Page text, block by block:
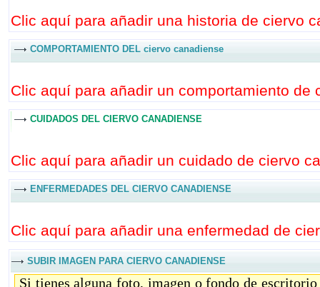
Clic aquí para añadir una historia de ciervo
COMPORTAMIENTO DEL ciervo canadiense
Clic aquí para añadir un comportamiento de
CUIDADOS DEL CIERVO CANADIENSE
Clic aquí para añadir un cuidado de ciervo
ENFERMEDADES DEL CIERVO CANADIENSE
Clic aquí para añadir una enfermedad de
SUBIR IMAGEN PARA CIERVO CANADIENSE
Si tienes alguna foto, imagen o fondo de